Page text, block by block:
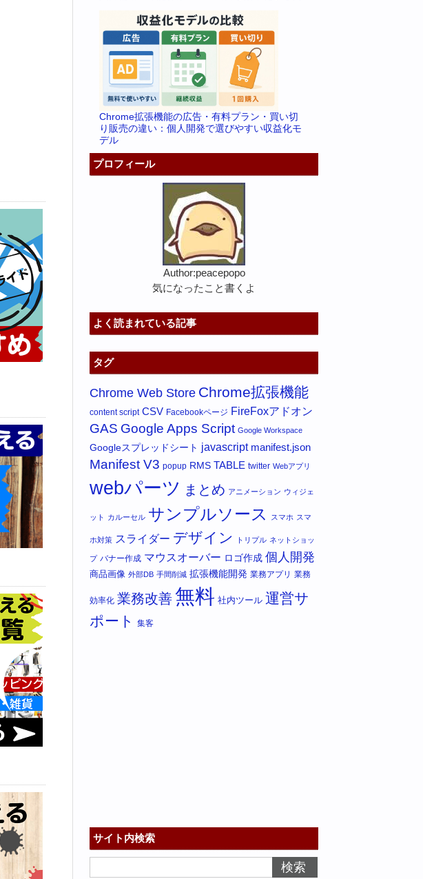
Chrome拡張機能の広告・有料プラン・買い切
り販売の違い：個人開発で選びやすい収益化モ
デル
プロフィール
Author:peacepopo
気になったこと書くよ
よく読まれている記事
タグ
Chrome Web Store Chrome拡張機能
content script CSV Facebookページ FireFoxアドオン
GAS Google Apps Script Google Workspace
Googleスプレッドシート javascript manifest.json
Manifest V3 popup RMS TABLE twitter Webアプリ
webパーツ まとめ アニメーション ウィジェ
ット カルーセル サンプルソース スマホ スマ
ホ対策 スライダー デザイン トリプル ネットショッ
プ バナー作成 マウスオーバー ロゴ作成 個人開発
商品画像 外部DB 手間削減 拡張機能開発 業務アプリ 業務
効率化 業務改善無料 社内ツール 運営サ
ポート
集客
サイト内検索